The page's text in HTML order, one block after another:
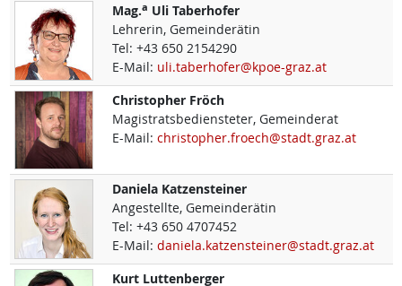
Mag.a Uli Taberhofer
Lehrerin, Gemeinderätin
Tel: +43 650 2154290
E-Mail: uli.taberhofer@kpoe-graz.at
Christopher Fröch
Magistratsbediensteter, Gemeinderat
E-Mail: christopher.froech@stadt.graz.at
Daniela Katzensteiner
Angestellte, Gemeinderätin
Tel: +43 650 4707452
E-Mail: daniela.katzensteiner@stadt.graz.at
Kurt Luttenberger